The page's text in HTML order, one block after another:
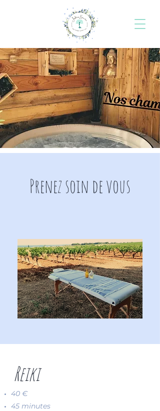
Prenez soin de vous
Reiki
40 €
45 minutes